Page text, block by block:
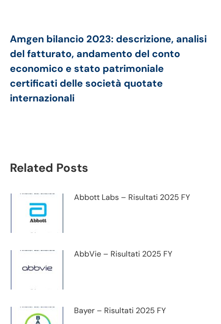
Amgen bilancio 2023: descrizione, analisi
del fatturato, andamento del conto
economico e stato patrimoniale
certificati delle società quotate
internazionali
Related Posts
Abbott Labs – Risultati 2025 FY
AbbVie – Risultati 2025 FY
Bayer – Risultati 2025 FY